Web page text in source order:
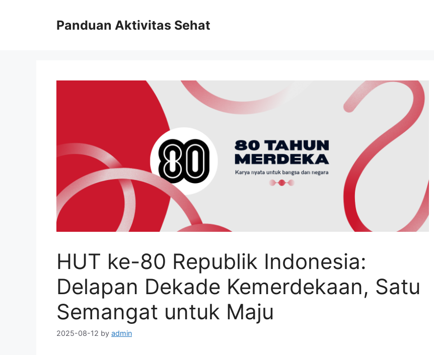
Panduan Aktivitas Sehat
HUT ke-80 Republik Indonesia:
Delapan Dekade Kemerdekaan, Satu
Semangat untuk Maju
2025-08-12 by admin